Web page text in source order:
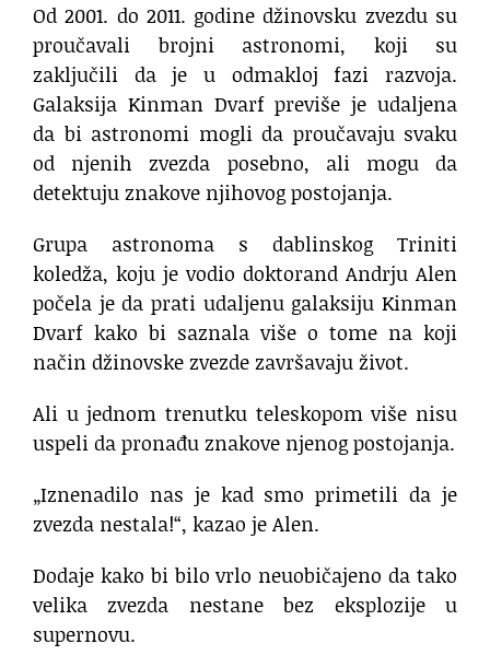
Od 2001. do 2011. godine džinovsku zvezdu su
proučavali brojni astronomi, koji su
zaključili da je u odmakloj fazi razvoja.
Galaksija Kinman Dvarf previše je udaljena
da bi astronomi mogli da proučavaju svaku
od njenih zvezda posebno, ali mogu da
detektuju znakove njihovog postojanja.
Grupa astronoma s dablinskog Triniti
koledža, koju je vodio doktorand Andrju Alen
počela je da prati udaljenu galaksiju Kinman
Dvarf kako bi saznala više o tome na koji
način džinovske zvezde završavaju život.
Ali u jednom trenutku teleskopom više nisu
uspeli da pronađu znakove njenog postojanja.
„Iznenadilo nas je kad smo primetili da je
zvezda nestala!“, kazao je Alen.
Dodaje kako bi bilo vrlo neuobičajeno da tako
velika zvezda nestane bez eksplozije u
supernovu.